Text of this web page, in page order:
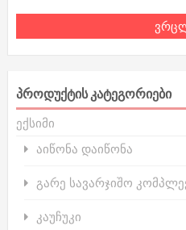
ᲞᲠᲝᲓᲣᲥᲢᲘᲡ ᲙᲐᲢᲔᲒᲝᲠᲘᲔᲑᲘ
ექსიმი
აიწონა დაიწონა
გარე სავარჯიშო
კაუჩუკი